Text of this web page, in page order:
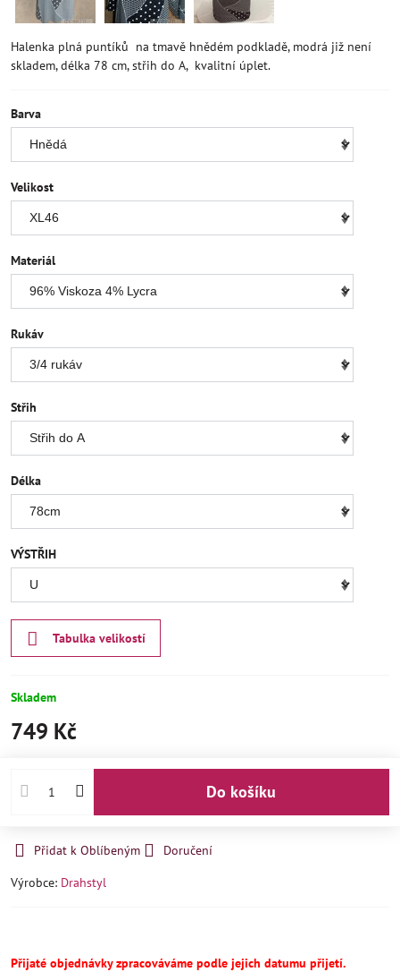
Halenka plná puntíků na tmavě hnědém podkladě, modrá již není
skladem, délka 78 cm, střih do A, kvalitní úplet.
Barva
Velikost
Materiál
Rukáv
Střih
Délka
VÝSTŘIH
Tabulka velikostí
Skladem
749 Kč
Do košíku
Přidat k Oblíbeným
Doručení
Výrobce: Drahstyl
Přijaté objednávky zpracováváme podle jejich datumu přijetí.